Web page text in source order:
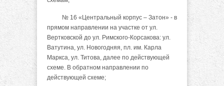
№ 16 «Центральный корпус – Затон» - в
прямом направлении на участке от ул.
Вертковской до ул. Римского-Корсакова: ул.
Ватутина, ул. Новогодняя, пл. им. Карла
Маркса, ул. Титова, далее по действующей
схеме. В обратном направлении по
действующей схеме;